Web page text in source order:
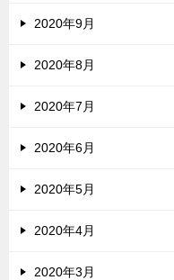
2020年9月
2020年8月
2020年7月
2020年6月
2020年5月
2020年4月
2020年3月